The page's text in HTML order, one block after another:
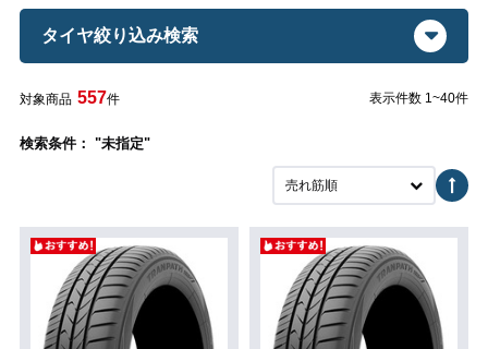
タイヤ絞り込み検索
対象商品 557件 表示件数 1~40件
検索条件： "未指定"
売れ筋順